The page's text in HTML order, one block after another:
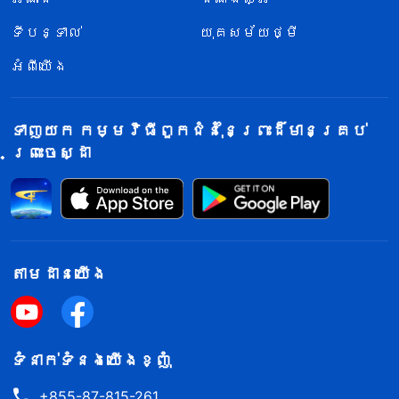
ទីបន្ទាល់
យុគសម័យថ្មី
អំពីយើង
ទាញយក កម្មវិធីពួកជំនុំនៃព្រះដ៏មានគ្រប់
ព្រះចេស្ដា
តាម​ដាន​យើង​
ទំនាក់​ទំនង​យើង​ខ្ញុំ